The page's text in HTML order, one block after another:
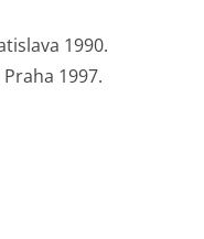
1990.
1997.